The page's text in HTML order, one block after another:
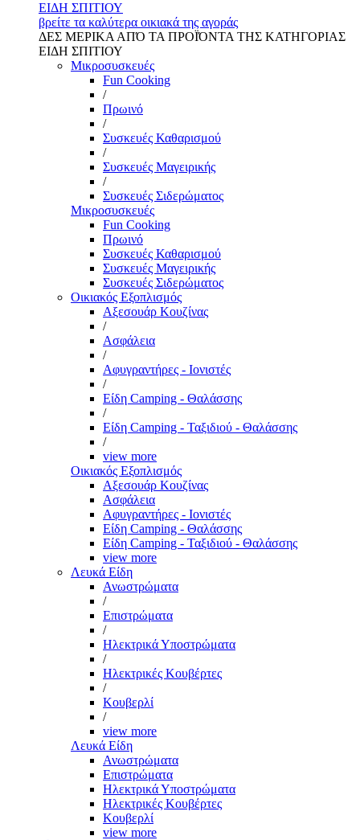
ΕΙΔΗ ΣΠΙΤΙΟΥ
βρείτε τα καλύτερα οικιακά της αγοράς
ΔΕΣ ΜΕΡΙΚΑ ΑΠΌ ΤΑ ΠΡΟΪΌΝΤΑ ΤΗΣ ΚΑΤΗΓΟΡΙΑΣ
ΕΙΔΗ ΣΠΙΤΙΟΥ
Μικροσυσκευές
Fun Cooking
/
Πρωινό
/
Συσκευές Καθαρισμού
/
Συσκευές Μαγειρικής
/
Συσκευές Σιδερώματος
Μικροσυσκευές
Fun Cooking
Πρωινό
Συσκευές Καθαρισμού
Συσκευές Μαγειρικής
Συσκευές Σιδερώματος
Οικιακός Εξοπλισμός
Αξεσουάρ Κουζίνας
/
Ασφάλεια
/
Αφυγραντήρες - Ιονιστές
/
Είδη Camping - Θαλάσσης
/
Είδη Camping - Ταξιδιού - Θαλάσσης
/
view more
Οικιακός Εξοπλισμός
Αξεσουάρ Κουζίνας
Ασφάλεια
Αφυγραντήρες - Ιονιστές
Είδη Camping - Θαλάσσης
Είδη Camping - Ταξιδιού - Θαλάσσης
view more
Λευκά Είδη
Ανωστρώματα
/
Επιστρώματα
/
Ηλεκτρικά Υποστρώματα
/
Ηλεκτρικές Κουβέρτες
/
Κουβερλί
/
view more
Λευκά Είδη
Ανωστρώματα
Επιστρώματα
Ηλεκτρικά Υποστρώματα
Ηλεκτρικές Κουβέρτες
Κουβερλί
view more